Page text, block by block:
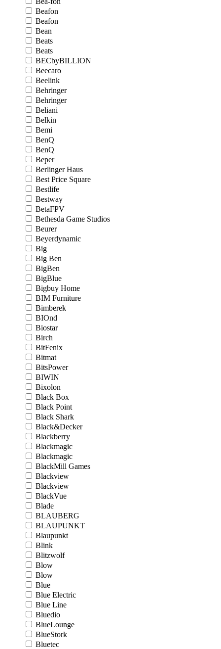
Beafon
Beafon
Bean
Beats
Beats
BECbyBILLION
Beecaro
Beelink
Behringer
Behringer
Beliani
Belkin
Bemi
BenQ
BenQ
Beper
Berlinger Haus
Best Price Square
Bestlife
Bestway
BetaFPV
Bethesda Game Studios
Beurer
Beyerdynamic
Big
Big Ben
BigBen
BigBlue
Bigbuy Home
BIM Furniture
Bimberek
BIOnd
Biostar
Birch
BitFenix
Bitmat
BitsPower
BIWIN
Bixolon
Black Box
Black Point
Black Shark
Black&Decker
Blackberry
Blackmagic
Blackmagic
BlackMill Games
Blackview
Blackview
BlackVue
Blade
BLAUBERG
BLAUPUNKT
Blaupunkt
Blink
Blitzwolf
Blow
Blow
Blue
Blue Electric
Blue Line
Bluedio
BlueLounge
BlueStork
Bluetec